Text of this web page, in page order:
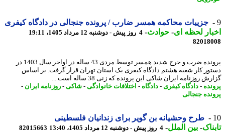
جزییات محاکمه همسر ضارب / پرونده جنجالی در دادگاه کیفری
لحظه ای- حوادث -4 روز پیش - دوشنبه 12 مرداد 1405، 19:11
پرونده ضرب و جرح شدید همسر توسط مردی 43 ساله در اواخر سال 1403 در
کار شعبه هشتم دادگاه کیفری یک استان تهران قرار گرفت. بر اساس
روزنامه ایران شاکی این پرونده که زنی 38 ساله است ...
-دادگاه کیفری- دادگاه -اختلافات خانوادگی -شاکی-روزنامه ایران -
جنجالی
طرح وحشیانه بن گویر برای زندانیان فلسطینی
-بین الملل-4 روز پیش - دوشنبه 12 مرداد 1405، 13:40 82015663